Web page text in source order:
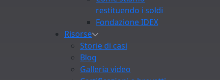
restituendo i soldi
Fondazione IDEX
Risorse
Storie di casi
Blog
Galleria video